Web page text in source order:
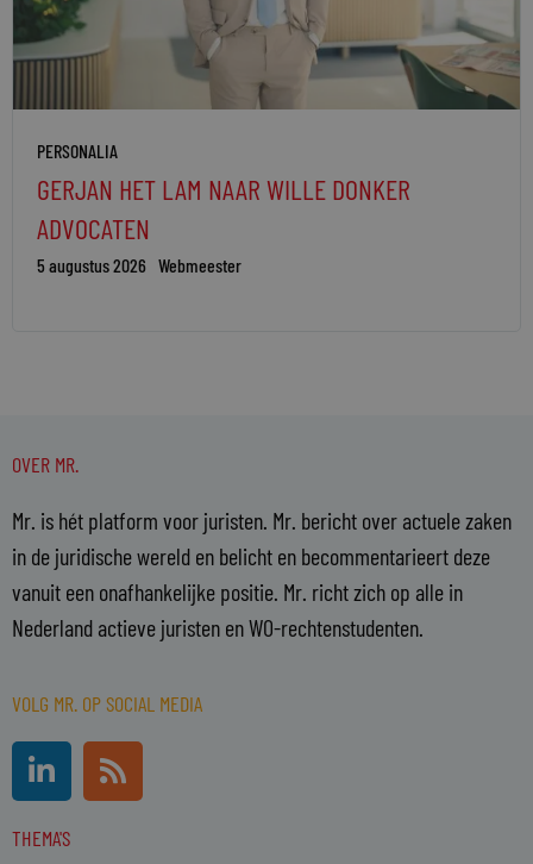
PERSONALIA
GERJAN HET LAM NAAR WILLE DONKER
ADVOCATEN
5 augustus 2026 Webmeester
OVER MR.
Mr. is hét platform voor juristen. Mr. bericht over actuele zaken
in de juridische wereld en belicht en becommentarieert deze
vanuit een onafhankelijke positie. Mr. richt zich op alle in
Nederland actieve juristen en WO-rechtenstudenten.
VOLG MR. OP SOCIAL MEDIA
L
i
n
k
R
s
s
THEMA'S